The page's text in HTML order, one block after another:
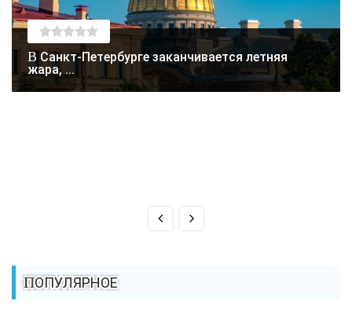
В Санкт-Петербурге заканчивается летняя
жара, ...
ПОПУЛЯРНОЕ